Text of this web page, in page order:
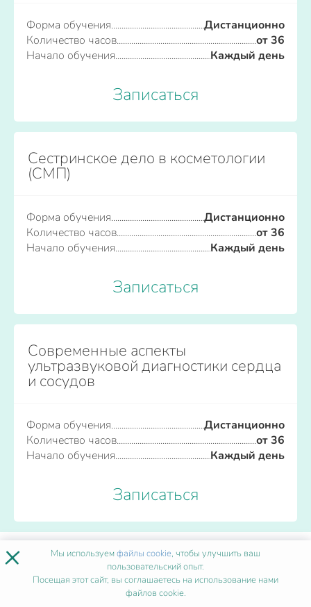
Форма обучения
Дистанционно
Количество часов
от 36
Начало обучения
Каждый день
Записаться
Сестринское дело в косметологии
(СМП)
Форма обучения
Дистанционно
Количество часов
от 36
Начало обучения
Каждый день
Записаться
Современные аспекты
ультразвуковой диагностики сердца
и сосудов
Форма обучения
Дистанционно
Количество часов
от 36
Начало обучения
Каждый день
Записаться
ПОПУЛЯРНЫЕ ПРОГРАММЫ
Сестринское дело
× Мы используемфайлы cookie, чтобы улучшить ваш
пользовательский опыт.
Посещая этот сайт, вы соглашаетесь на использование нами
файлов cookie.